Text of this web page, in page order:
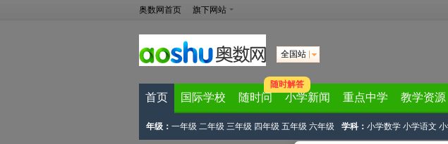
奥数网首页 旗下网站
全国站
首页 国际学校 随时问
随时解答
小学新闻 重点中学 教学资源
年级： 一年级 二年级 三年级 四年级 五年级 六年级 学科： 小学数学 小学语文